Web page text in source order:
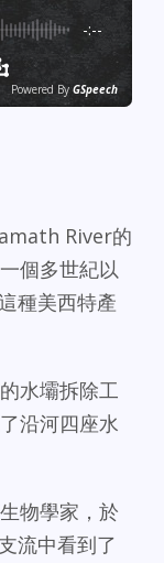
-:--
Powered By GSpeech
River的
個多世紀以
種美西特產
水壩拆除工
沿河四座水
物學家，於
流中看到了